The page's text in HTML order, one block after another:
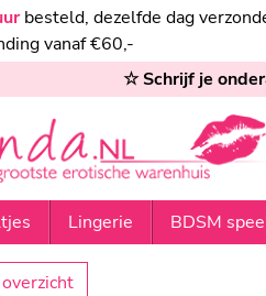
besteld, dezelfde dag
vanaf €60,-
☆ Schrijf je
Lingerie BDSM